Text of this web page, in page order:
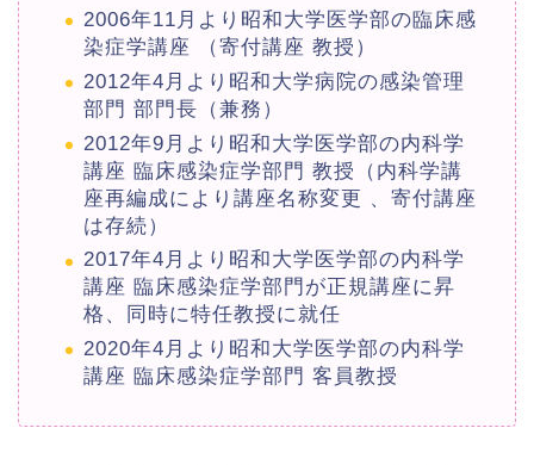
2006年11月より昭和大学医学部の臨床感
染症学講座 （寄付講座 教授）
2012年4月より昭和大学病院の感染管理
部門 部門長（兼務）
2012年9月より昭和大学医学部の内科学
講座 臨床感染症学部門 教授（内科学講
座再編成により講座名称変更 、寄付講座
は存続）
2017年4月より昭和大学医学部の内科学
講座 臨床感染症学部門が正規講座に昇
格、同時に特任教授に就任
2020年4月より昭和大学医学部の内科学
講座 臨床感染症学部門 客員教授